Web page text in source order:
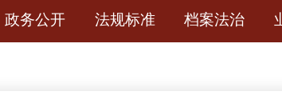
政务公开 法规标准 档案法治